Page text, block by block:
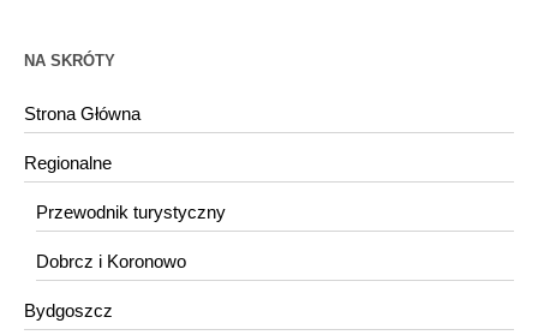
NA SKRÓTY
Strona Główna
Regionalne
Przewodnik turystyczny
Dobrcz i Koronowo
Bydgoszcz